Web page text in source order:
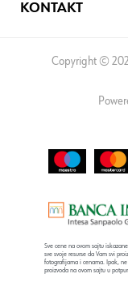
KONTAKT
Copyright ©
Sve cene na ovom sajtu
sve svoje resurse da Vam svi
fotografijama i cenama. Ipak,
proizvoda na ovom sajtu u